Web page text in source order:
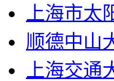
上海市太
顺德中山
上海交